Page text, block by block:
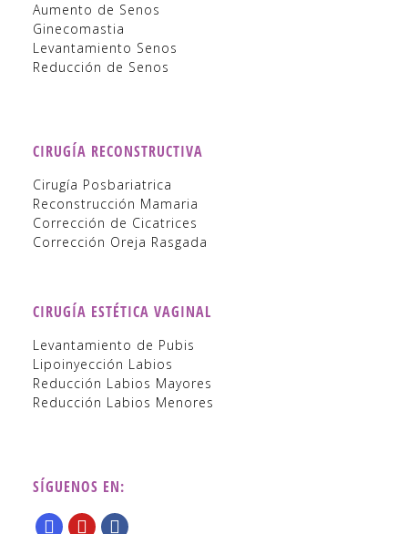
Aumento de Senos
Ginecomastia
Levantamiento Senos
Reducción de Senos
CIRUGÍA RECONSTRUCTIVA
Cirugía Posbariatrica
Reconstrucción Mamaria
Corrección de Cicatrices
Corrección Oreja Rasgada
CIRUGÍA ESTÉTICA VAGINAL
Levantamiento de Pubis
Lipoinyección Labios
Reducción Labios Mayores
Reducción Labios Menores
SÍGUENOS EN: